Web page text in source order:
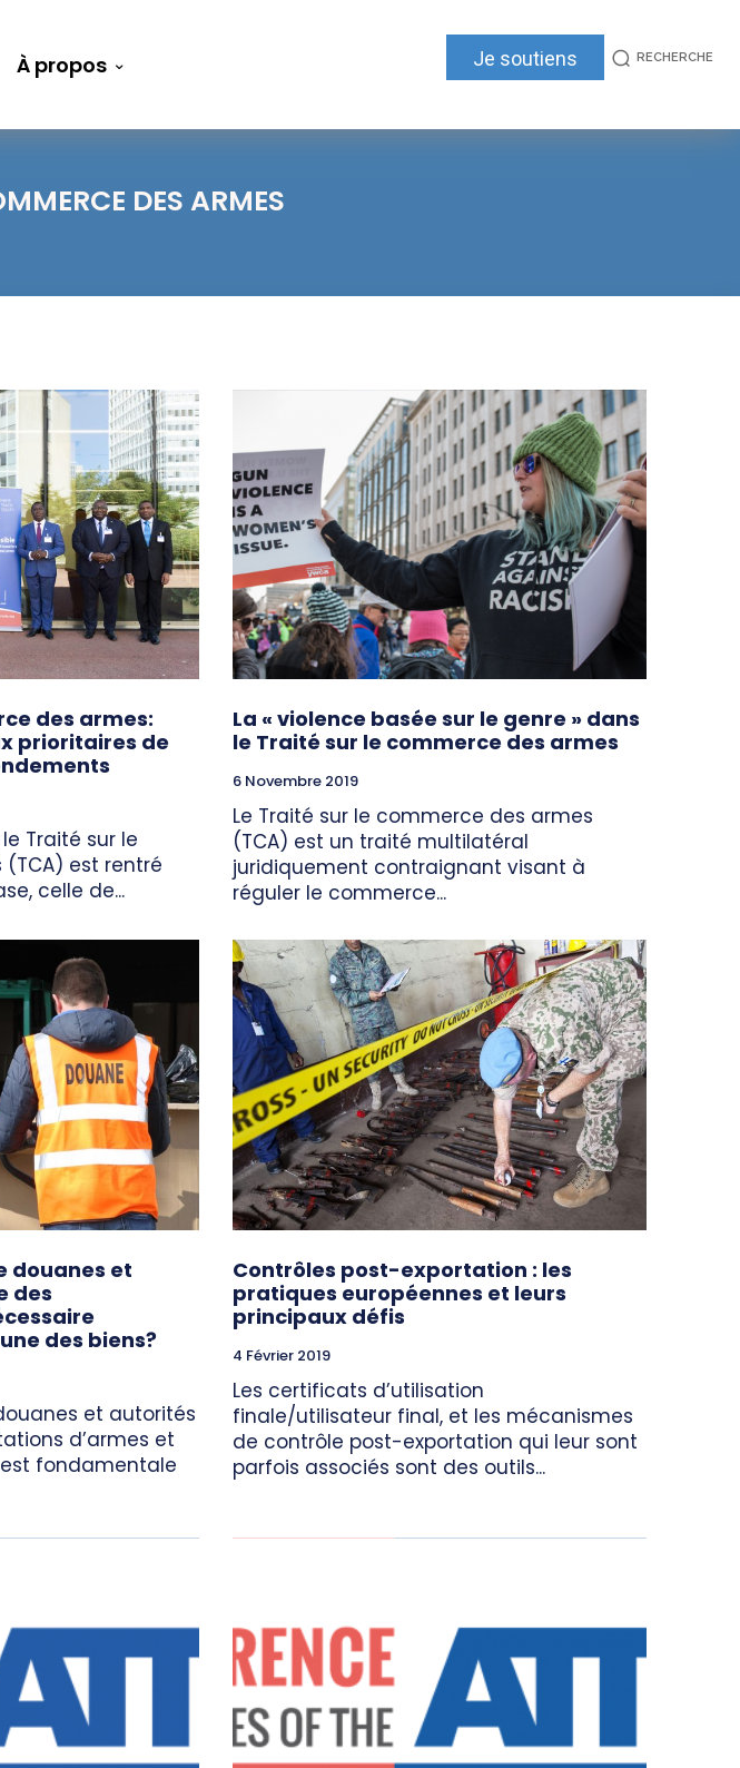
À propos Je soutiens RECHERCHE
DES ARMES
des armes:
prioritaires de
Traité sur le
est rentré
celle de...
La « violence basée sur le genre » dans
le Traité sur le commerce des armes
6 Novembre 2019
Le Traité sur le commerce des armes
(TCA) est un traité multilatéral
juridiquement contraignant visant à
réguler le commerce...
douanes et
des
des biens?
et autorités
d’armes et
fondamentale
Contrôles post-exportation : les
pratiques européennes et leurs
principaux défis
4 Février 2019
Les certificats d’utilisation
finale/utilisateur final, et les mécanismes
de contrôle post-exportation qui leur sont
parfois associés sont des outils...